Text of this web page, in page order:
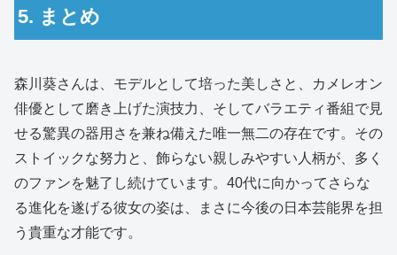
5. まとめ
森川葵さんは、モデルとして培った美しさと、カメレオン
俳優として磨き上げた演技力、そしてバラエティ番組で見
せる驚異の器用さを兼ね備えた唯一無二の存在です。その
ストイックな努力と、飾らない親しみやすい人柄が、多く
のファンを魅了し続けています。40代に向かってさらな
る進化を遂げる彼女の姿は、まさに今後の日本芸能界を担
う貴重な才能です。